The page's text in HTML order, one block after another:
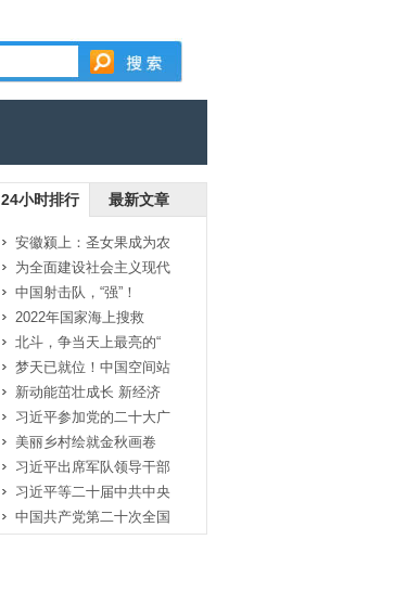
24小时排行 最新文章
安徽颍上：圣女果成为农
为全面建设社会主义现代
中国射击队，“强”！
2022年国家海上搜救
北斗，争当天上最亮的“
梦天已就位！中国空间站
新动能茁壮成长 新经济
习近平参加党的二十大广
美丽乡村绘就金秋画卷
习近平出席军队领导干部
习近平等二十届中共中央
中国共产党第二十次全国